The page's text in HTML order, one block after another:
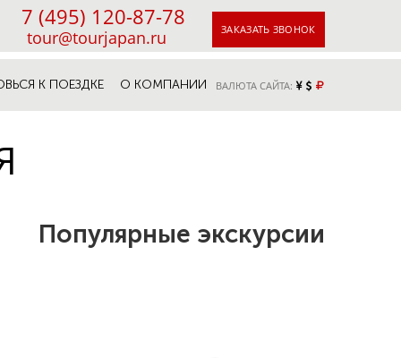
7 (495) 120-87-78
tour@tourjapan.ru ЗАКАЗАТЬ ЗВОНОК
К ПОЕЗДКЕ О КОМПАНИИ ВАЛЮТА САЙТА:
Популярные экскурсии